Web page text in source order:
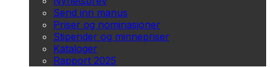
Send inn manus
Priser og nominasjoner
Stipender og minnepriser
Kataloger
Rapport 2025